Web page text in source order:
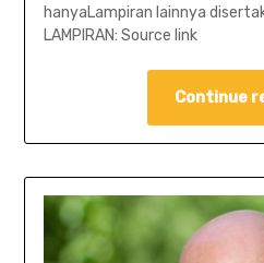
hanyaLampiran lainnya
LAMPIRAN: Source link
Continue